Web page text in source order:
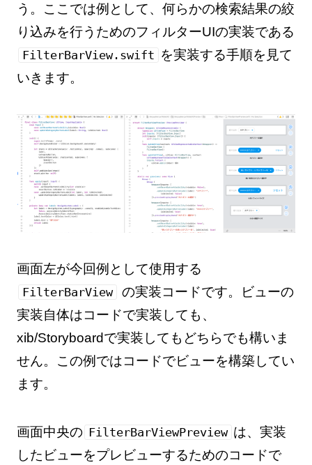
う。ここでは例として、何らかの検索結果の絞
り込みを行うためのフィルターUIの実装である
FilterBarView.swift を実装する手順を見て
いきます。
画面左が今回例として使用する
FilterBarView
の実装コードです。ビューの
実装自体はコードで実装しても、
xib/Storyboardで実装してもどちらでも構いま
せん。この例ではコードでビューを構築してい
ます。
画面中央の FilterBarViewPreview は、実装
したビューをプレビューするためのコードで